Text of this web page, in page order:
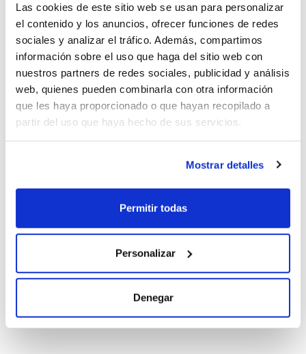
Las cookies de este sitio web se usan para personalizar
el contenido y los anuncios, ofrecer funciones de redes
sociales y analizar el tráfico. Además, compartimos
información sobre el uso que haga del sitio web con
nuestros partners de redes sociales, publicidad y análisis
web, quienes pueden combinarla con otra información
que les haya proporcionado o que hayan recopilado a
partir del uso que haya hecho de sus servicios.
Mostrar detalles
Permitir todas
Personalizar
Denegar
oQHnWnkU (2026-05-04)
DNHgzm0w
oQHnWnkU (2026-05-04)
1